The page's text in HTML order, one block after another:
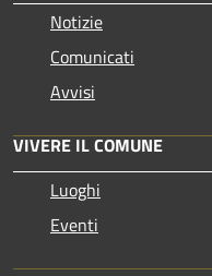
Notizie
Comunicati
Avvisi
VIVERE IL COMUNE
Luoghi
Eventi